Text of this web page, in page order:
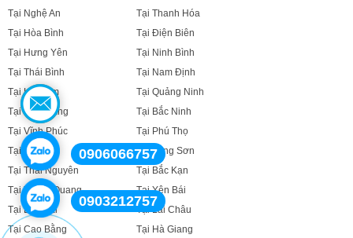
Tại Nghệ An
Tại Thanh Hóa
Tại Hòa Bình
Tại Điện Biên
Tại Hưng Yên
Tại Ninh Bình
Tại Thái Bình
Tại Nam Định
Tại Hà Nam
Tại Quảng Ninh
Tại Bắc Giang
Tại Bắc Ninh
Tại Vĩnh Phúc
Tại Phú Thọ
Tại Sơn La
Tại Lạng Sơn
Tại Thái Nguyên
Tại Bắc Kạn
Tại Tuyên Quang
Tại Yên Bái
Tại Lào Cai
Tại Lai Châu
Tại Cao Bằng
Tại Hà Giang
0903212757
0906066757